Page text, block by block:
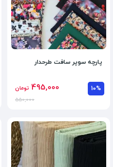
پارچه سوپر سافت طرحدار
10%
495,000 تومان
550,000